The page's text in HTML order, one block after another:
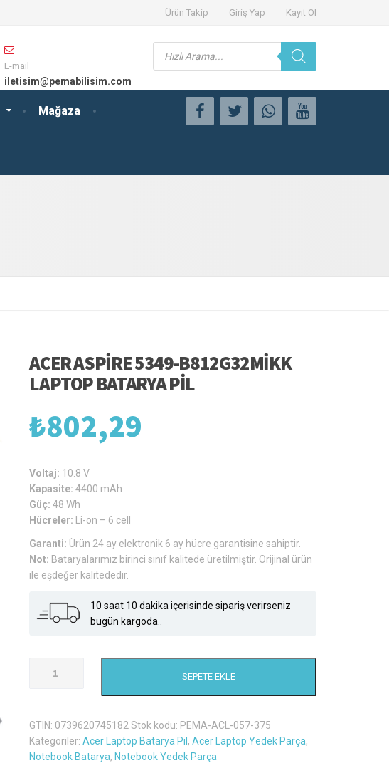
Ürün Takip Giriş Yap Kayıt Ol
Mağaza
E-mail
iletisim@pemabilisim.com
Products
search
ACER ASPIRE 5349-B812G32MIKK
LAPTOP BATARYA PIL
₺802,29
Voltaj: 10.8 V
Kapasite:4400 mAh
Güç:48 Wh
Hücreler:
Li-on – 6 cell
Garanti: Ürün 24 ay elektronik 6 ay hücre garantisine sahiptir.
Not: Bataryalarımız birinci sınıf kalitede üretilmiştir. Orijinal ürün
ile eşdeğer kalitededir.
10 saat 10 dakika içerisinde sipariş verirseniz
bugün kargoda..
Aspire
Laptop
Batarya
Pil
SEPETE EKLE
GTIN: 0739620745182 Stok kodu: PEMA-ACL-057-375
Kategoriler:Acer Laptop Batarya Pil ,Acer Laptop Yedek Parça,
Notebook Batarya, Notebook Yedek Parça